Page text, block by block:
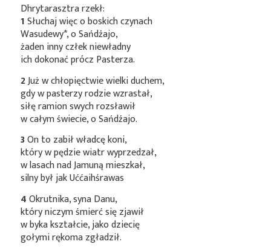
Dhrytarasztra rzekł:
1Słuchaj więc o boskich czynach
Wasudewy*, o Sańdźajo,
żaden inny człek niewładny
ich dokonać prócz Pasterza.
2Już w chłopięctwie wielki duchem,
gdy w pasterzy rodzie wzrastał,
siłę ramion swych rozsławił
w całym świecie, o Sańdźajo.
3On to zabił władcę koni,
który w pędzie wiatr wyprzedzał,
w lasach nad Jamuną mieszkał,
silny był jak Uććaihśrawas
4Okrutnika, syna Danu,
który niczym śmierć się zjawił
w byka kształcie, jako dziecię
gołymi rękoma zgładził.